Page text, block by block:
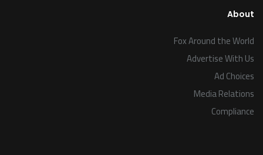
About
Fox Around the World
Advertise With Us
Ad Choices
Media Relations
Compliance